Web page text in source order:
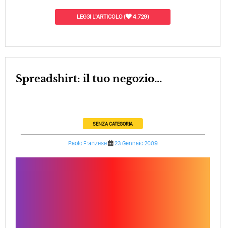
LEGGI L'ARTICOLO( 4.729)
Spreadshirt: il tuo negozio...
SENZA CATEGORIA
Paolo Franzese 23 Gennaio 2009